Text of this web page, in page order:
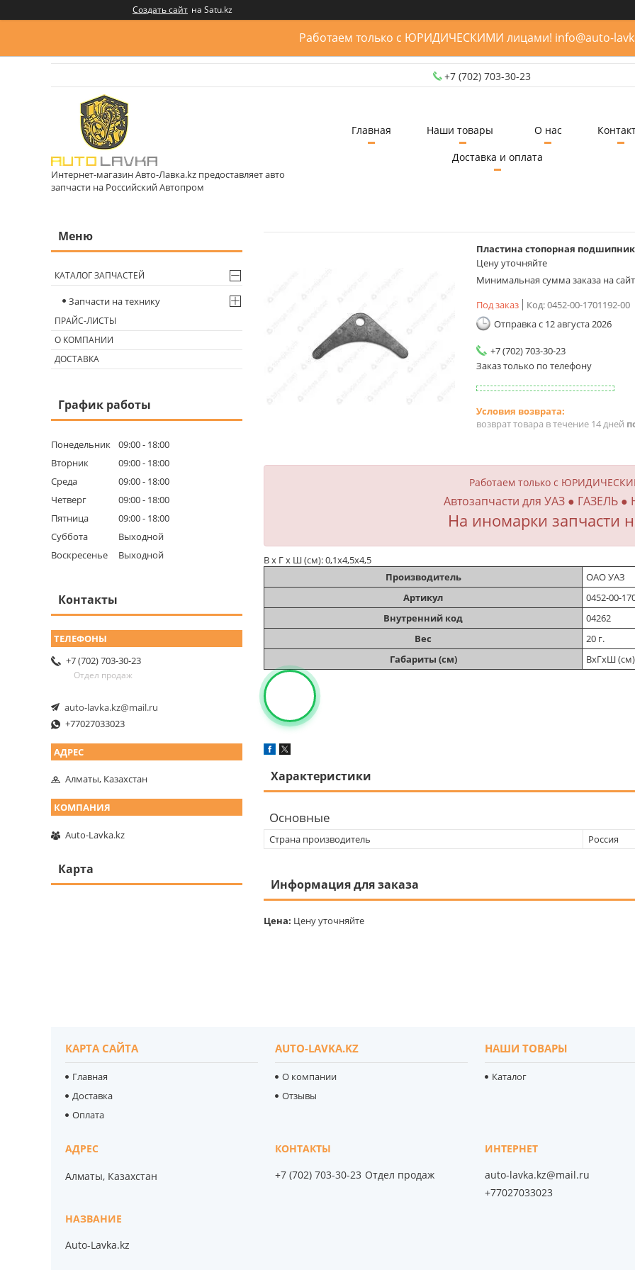
Создать сайт на Satu.kz
Работаем только с ЮРИДИЧЕСКИМИ лицами! info@auto-
+7 (702) 703-30-23
Интернет-магазин Авто-Лавка.kz предоставляет авто
запчасти на Российский Автопром
Главная Наши товары О нас
Доставка и оплата
Пластина стопорная
Цену уточняйте
Минимальная сумма заказа на
Под заказ
Код:0452-00-1701192-00
Отправка с 12 августа 2026
+7 (702) 703-30-23
Заказ только по телефону
возврат товара в течение 14 дней
Работаем только с
Автозапчасти для УАЗ ● ГАЗЕЛЬ
На иномарки запчасти
В х Г х Ш (см): 0,1х4,5х4,5
Производитель
ОАО УАЗ
Артикул
0452-00-
Внутренний код
04262
Вес
20 г.
Габариты (см)
ВхГхШ
Характеристики
Основные
Страна производитель Россия
Информация для заказа
Цена: Цену уточняйте
КАТАЛОГ ЗАПЧАСТЕЙ
Запчасти на технику
ПРАЙС-ЛИСТЫ
О КОМПАНИИ
ДОСТАВКА
График работы
Понедельник 09:00
18:00
Вторник
09:00
18:00
Среда
09:00
18:00
Четверг
09:00
18:00
Пятница
09:00
18:00
Суббота
Выходной
Воскресенье
Выходной
Контакты
+7 (702) 703-30-23
Отдел продаж
auto-lavka.kz@mail.ru
+77027033023
Алматы, Казахстан
Auto-Lavka.kz
Карта
КАРТА САЙТА
Главная
Доставка
Оплата
AUTO-LAVKA.KZ
О компании
Отзывы
НАШИ ТОВАРЫ
Каталог
Алматы, Казахстан
Auto-Lavka.kz
+7 (702) 703-30-23 Отдел продаж
auto-lavka.kz@mail.ru
+77027033023